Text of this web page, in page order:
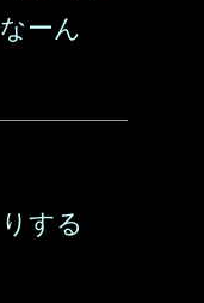
ーん
する